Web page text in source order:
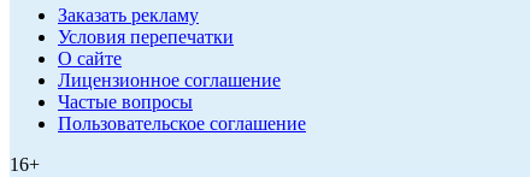
Заказать рекламу
Условия перепечатки
О сайте
Лицензионное соглашение
Частые вопросы
Пользовательское соглашение
16+